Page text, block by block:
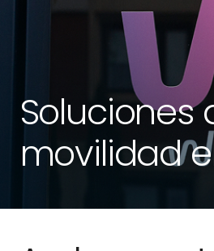
Soluciones
movilidad